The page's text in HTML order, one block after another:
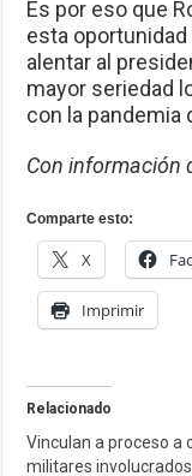
Es por eso que
esta
alentar al
mayor seriedad
con la pandemia
Con información
Comparte esto:
X
Imprimir
Relacionado
Vinculan a proceso a
militares